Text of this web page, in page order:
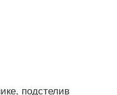
подстелив